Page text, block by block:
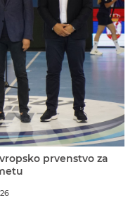
prvenstvo za